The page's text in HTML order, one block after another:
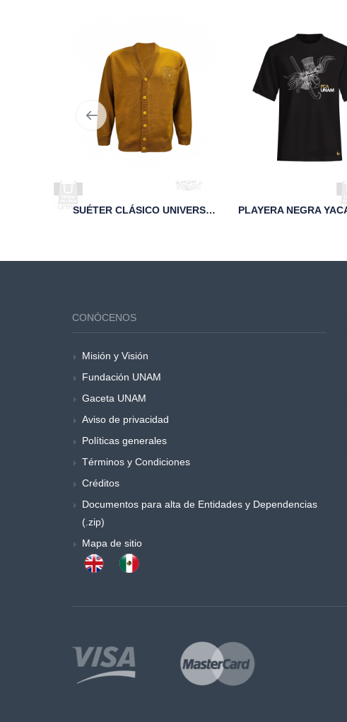
SUÉTER CLÁSICO UNIVERSITARIO ESCUDO UNAM DORADO
CONÓCENOS
Misión y Visión
Fundación UNAM
Gaceta UNAM
Aviso de privacidad
Políticas generales
Términos y Condiciones
Créditos
Documentos para alta de Entidades y Dependencias
(.zip)
Mapa de sitio